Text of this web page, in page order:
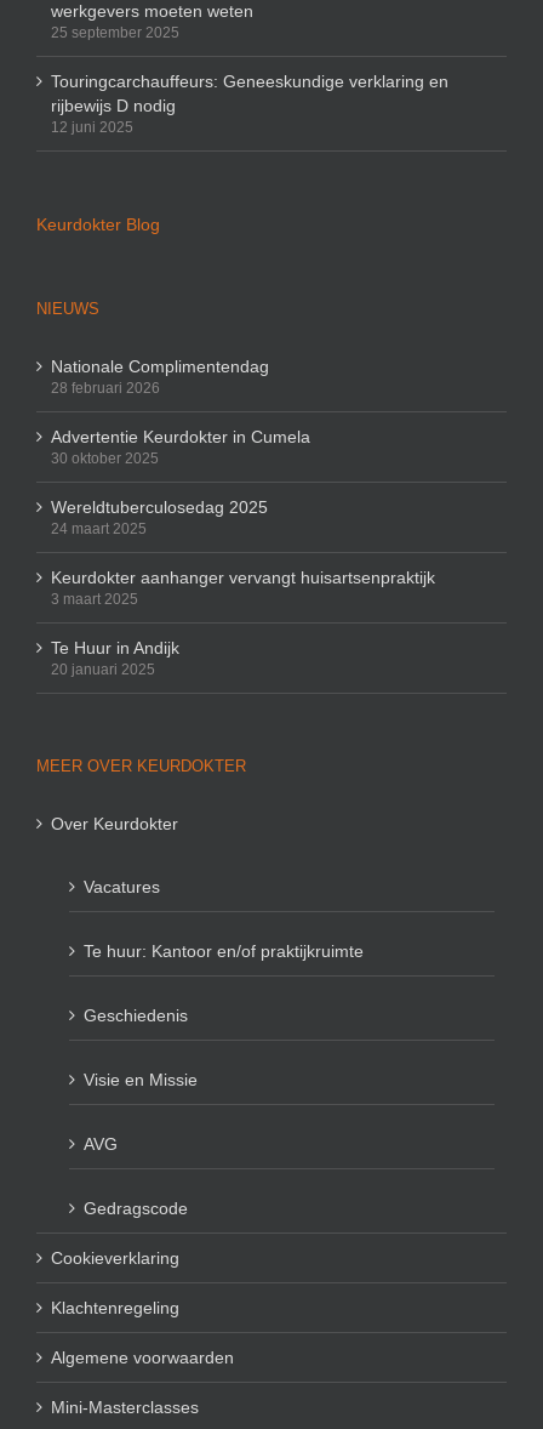
werkgevers moeten weten
25 september 2025
Touringcarchauffeurs: Geneeskundige verklaring en
rijbewijs D nodig
12 juni 2025
Keurdokter Blog
NIEUWS
Nationale Complimentendag
28 februari 2026
Advertentie Keurdokter in Cumela
30 oktober 2025
Wereldtuberculosedag 2025
24 maart 2025
Keurdokter aanhanger vervangt huisartsenpraktijk
3 maart 2025
Te Huur in Andijk
20 januari 2025
MEER OVER KEURDOKTER
Over Keurdokter
Vacatures
Te huur: Kantoor en/of praktijkruimte
Geschiedenis
Visie en Missie
AVG
Gedragscode
Cookieverklaring
Klachtenregeling
Algemene voorwaarden
Mini-Masterclasses